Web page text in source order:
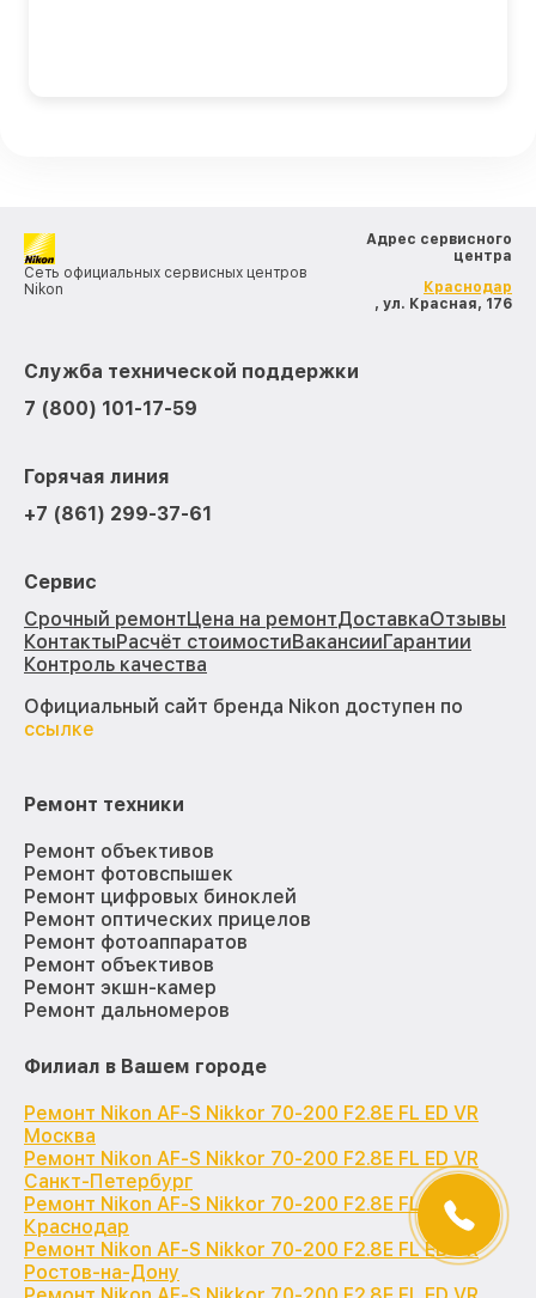
Сеть официальных сервисных центров
Nikon
Адрес сервисного
центра
Краснодар
, ул. Красная, 176
Служба технической поддержки
7 (800) 101-17-59
Горячая линия
+7 (861) 299-37-61
Сервис
Срочный ремонтЦена на ремонтДоставкаОтзывы
КонтактыРасчёт стоимостиВакансииГарантии
Контроль качества
Официальный сайт бренда Nikon доступен по
ссылке
Ремонт техники
Ремонт объективов
Ремонт фотовспышек
Ремонт цифровых биноклей
Ремонт оптических прицелов
Ремонт фотоаппаратов
Ремонт объективов
Ремонт экшн-камер
Ремонт дальномеров
Филиал в Вашем городе
Ремонт Nikon AF-S Nikkor 70-200 F2.8E FL ED VR
Москва
Ремонт Nikon AF-S Nikkor 70-200 F2.8E FL ED VR
Санкт-Петербург
Ремонт Nikon AF-S Nikkor 70-200 F2.8E FL ED VR
Краснодар
Ремонт Nikon AF-S Nikkor 70-200 F2.8E FL ED VR
Ростов-на-Дону